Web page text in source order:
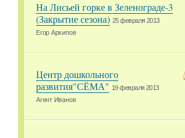
На Лисьей горке в Зеленограде-3
(Закрытие сезона) 25 февраля 2013
Егор Архипов
Центр дошкольного
развития"СЁМА" 19 февраля 2013
Агент Иванов